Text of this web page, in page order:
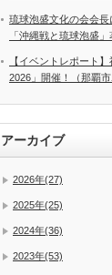
琉球泡盛文化の会会
「沖縄戦と琉球泡盛
【イベントレポート
2026」開催！（那覇
アーカイブ
2026年(27)
2025年(25)
2024年(36)
2023年(53)